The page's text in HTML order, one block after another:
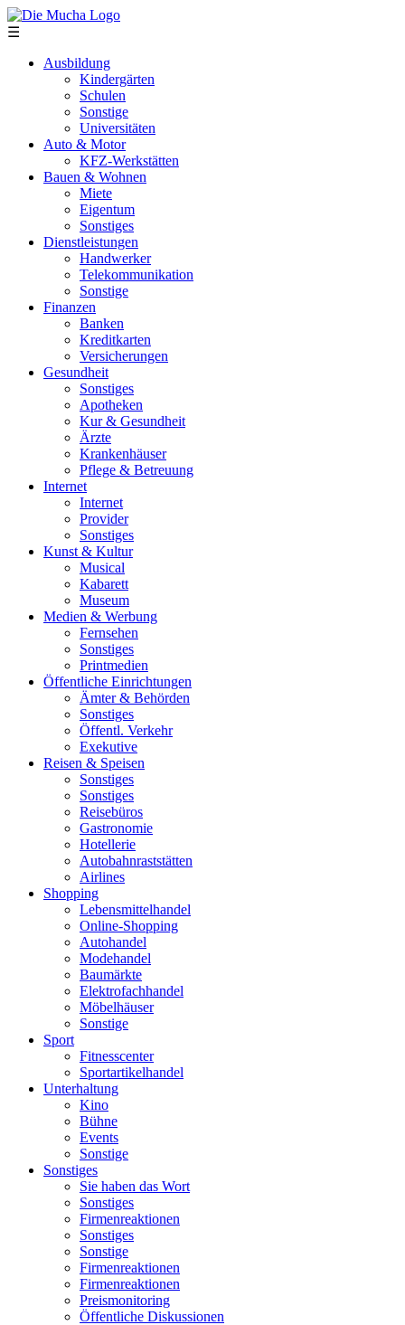
Direkt zum Inhalt
☰
Ausbildung
Kindergärten
Schulen
Sonstige
Universitäten
Auto & Motor
KFZ-Werkstätten
Bauen & Wohnen
Miete
Eigentum
Sonstiges
Dienstleistungen
Handwerker
Telekommunikation
Sonstige
Finanzen
Banken
Kreditkarten
Versicherungen
Gesundheit
Sonstiges
Apotheken
Kur & Gesundheit
Ärzte
Krankenhäuser
Pflege & Betreuung
Internet
Internet
Provider
Sonstiges
Kunst & Kultur
Musical
Kabarett
Museum
Medien & Werbung
Fernsehen
Sonstiges
Printmedien
Öffentliche Einrichtungen
Ämter & Behörden
Sonstiges
Öffentl. Verkehr
Exekutive
Reisen & Speisen
Sonstiges
Sonstiges
Reisebüros
Gastronomie
Hotellerie
Autobahnraststätten
Airlines
Shopping
Lebensmittelhandel
Online-Shopping
Autohandel
Modehandel
Baumärkte
Elektrofachhandel
Möbelhäuser
Sonstige
Sport
Fitnesscenter
Sportartikelhandel
Unterhaltung
Kino
Bühne
Events
Sonstige
Sonstiges
Sie haben das Wort
Sonstiges
Firmenreaktionen
Sonstiges
Sonstige
Firmenreaktionen
Firmenreaktionen
Preismonitoring
Öffentliche Diskussionen